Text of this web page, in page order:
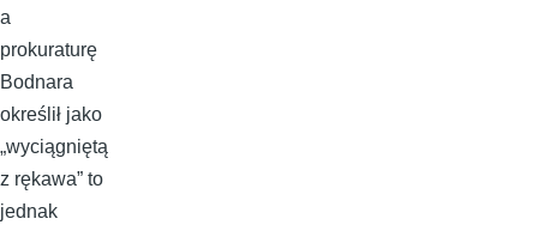
a
prokuraturę
Bodnara
określił jako
„wyciągniętą
z rękawa” to
jednak